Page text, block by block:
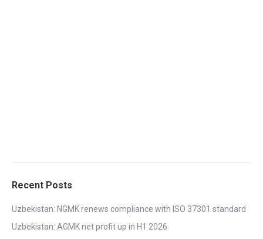
Recent Posts
Uzbekistan: NGMK renews compliance with ISO 37301 standard
Uzbekistan: AGMK net profit up in H1 2026